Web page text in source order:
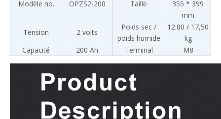
Modèle no. OPZS2-200 Taille
355 * 399
mm
Tension
2 volts
Poids sec /
poids humide
12.80 / 17,50
kg
Capacité
200 Ah Terminal M8